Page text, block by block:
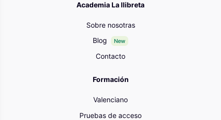
Academia La llibreta
Sobre nosotras
Blog
New
Contacto
Formación
Valenciano
Pruebas de acceso